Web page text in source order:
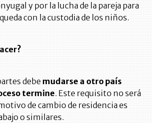
y por la lucha de la pareja para
con la custodia de los niños.
debe mudarse a otro país
termine. Este requisito no será
de cambio de residencia es
o similares.